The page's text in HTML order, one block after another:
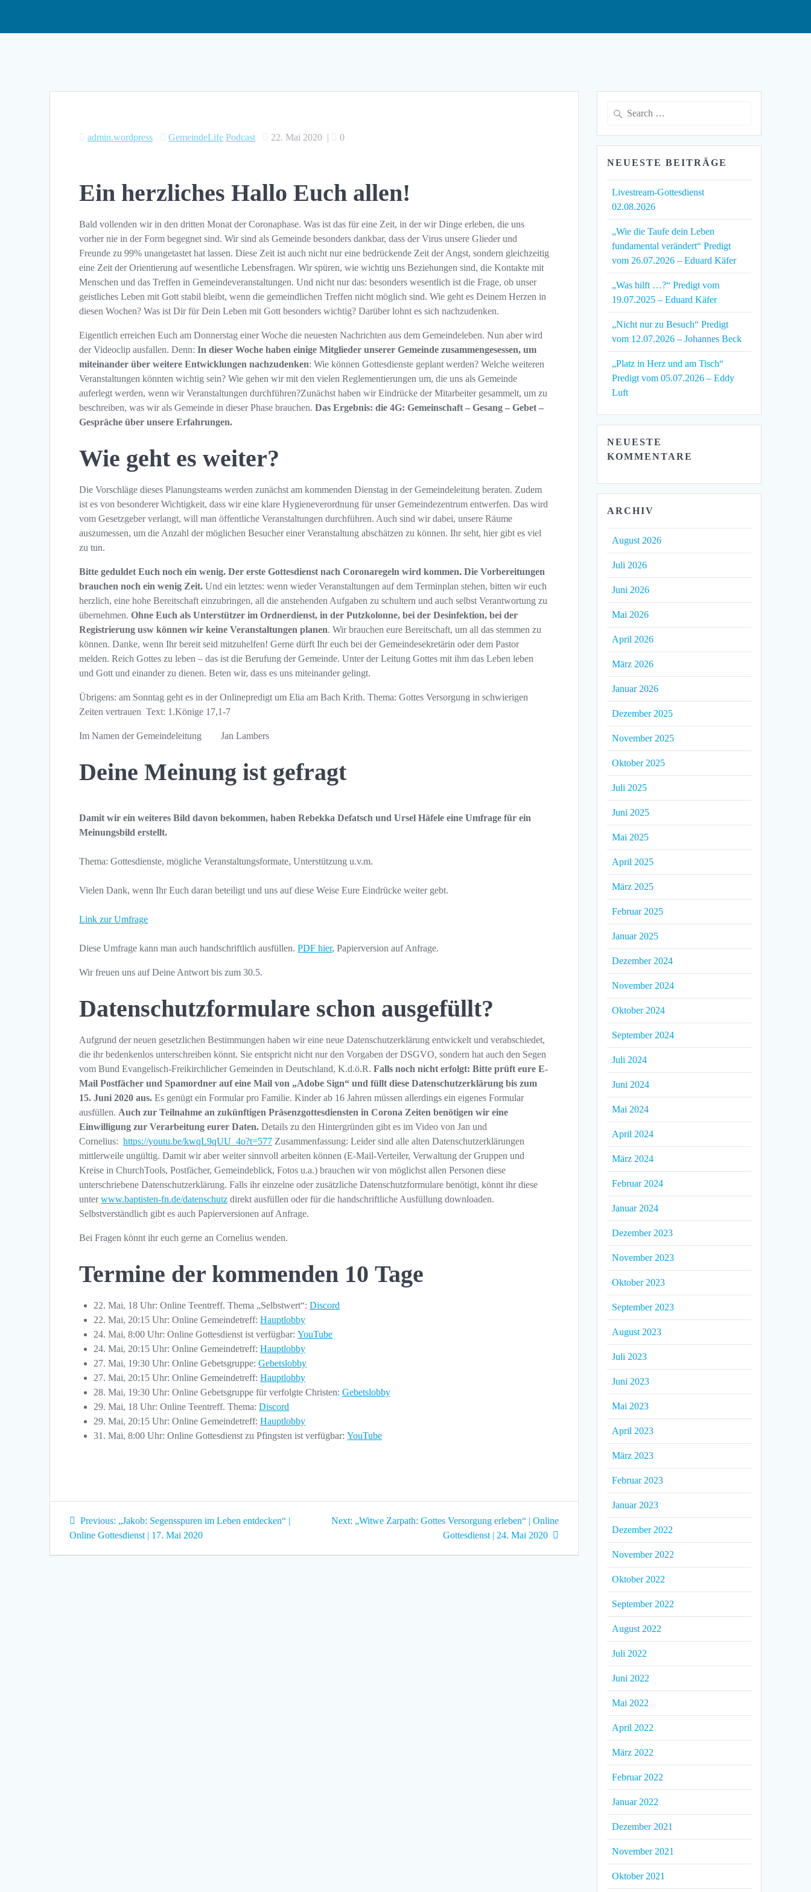
admin.wordpress GemeindeLife Podcast 22. Mai 2020 | 0
Ein herzliches Hallo Euch allen!
Bald vollenden wir in den dritten Monat der Coronaphase. Was ist das für eine Zeit, in der wir Dinge erleben, die uns
vorher nie in der Form begegnet sind. Wir sind als Gemeinde besonders dankbar, dass der Virus unsere Glieder und
Freunde zu 99% unangetastet hat lassen. Diese Zeit ist auch nicht nur eine bedrückende Zeit der Angst, sondern gleichzeitig
eine Zeit der Orientierung auf wesentliche Lebensfragen. Wir spüren, wie wichtig uns Beziehungen sind, die Kontakte mit
Menschen und das Treffen in Gemeindeveranstaltungen. Und nicht nur das: besonders wesentlich ist die Frage, ob unser
geistliches Leben mit Gott stabil bleibt, wenn die gemeindlichen Treffen nicht möglich sind. Wie geht es Deinem Herzen in
diesen Wochen? Was ist Dir für Dein Leben mit Gott besonders wichtig? Darüber lohnt es sich nachzudenken.
Eigentlich erreichen Euch am Donnerstag einer Woche die neuesten Nachrichten aus dem Gemeindeleben. Nun aber wird
der Videoclip ausfallen. Denn:In dieser Woche haben einige Mitglieder unserer Gemeinde zusammengesessen, um
miteinander über weitere Entwicklungen nachzudenken: Wie können Gottesdienste geplant werden? Welche weiteren
Veranstaltungen könnten wichtig sein? Wie gehen wir mit den vielen Reglementierungen um, die uns als Gemeinde
auferlegt werden, wenn wir Veranstaltungen durchführen?Zunächst haben wir Eindrücke der Mitarbeiter gesammelt, um zu
beschreiben, was wir als Gemeinde in dieser Phase brauchen.Das Ergebnis: die 4G: Gemeinschaft – Gesang – Gebet –
Gespräche über unsere Erfahrungen.
Wie geht es weiter?
Die Vorschläge dieses Planungsteams werden zunächst am kommenden Dienstag in der Gemeindeleitung beraten. Zudem
ist es von besonderer Wichtigkeit, dass wir eine klare Hygieneverordnung für unser Gemeindezentrum entwerfen. Das wird
vom Gesetzgeber verlangt, will man öffentliche Veranstaltungen durchführen. Auch sind wir dabei, unsere Räume
auszumessen, um die Anzahl der möglichen Besucher einer Veranstaltung abschätzen zu können. Ihr seht, hier gibt es viel
zu tun.
Bitte geduldet Euch noch ein wenig. Der erste Gottesdienst nach Coronaregeln wird kommen. Die Vorbereitungen
brauchen noch ein wenig Zeit.Und ein letztes: wenn wieder Veranstaltungen auf dem Terminplan stehen, bitten wir euch
herzlich, eine hohe Bereitschaft einzubringen, all die anstehenden Aufgaben zu schultern und auch selbst Verantwortung zu
übernehmen.Ohne Euch als Unterstützer im Ordnerdienst, in der Putzkolonne, bei der Desinfektion, bei der
Registrierung usw können wir keine Veranstaltungen planen. Wir brauchen eure Bereitschaft, um all das stemmen zu
können. Danke, wenn Ihr bereit seid mitzuhelfen! Gerne dürft Ihr euch bei der Gemeindesekretärin oder dem Pastor
melden. Reich Gottes zu leben – das ist die Berufung der Gemeinde. Unter der Leitung Gottes mit ihm das Leben leben
und Gott und einander zu dienen. Beten wir, dass es uns miteinander gelingt.
Übrigens: am Sonntag geht es in der Onlinepredigt um Elia am Bach Krith. Thema: Gottes Versorgung in schwierigen
Zeiten vertrauen Text: 1.Könige 17,1-7
Im Namen der Gemeindeleitung Jan Lambers
Deine Meinung ist gefragt
Damit wir ein weiteres Bild davon bekommen, haben Rebekka Defatsch und Ursel Häfele eine Umfrage für ein
Meinungsbild erstellt.
Thema: Gottesdienste, mögliche Veranstaltungsformate, Unterstützung u.v.m.
Vielen Dank, wenn Ihr Euch daran beteiligt und uns auf diese Weise Eure Eindrücke weiter gebt.
Link zur Umfrage
Diese Umfrage kann man auch handschriftlich ausfüllen.PDF hier, Papierversion auf Anfrage.
Wir freuen uns auf Deine Antwort bis zum 30.5.
Datenschutzformulare schon ausgefüllt?
Aufgrund der neuen gesetzlichen Bestimmungen haben wir eine neue Datenschutzerklärung entwickelt und verabschiedet,
die ihr bedenkenlos unterschreiben könnt. Sie entspricht nicht nur den Vorgaben der DSGVO, sondern hat auch den Segen
vom Bund Evangelisch-Freikirchlicher Gemeinden in Deutschland, K.d.ö.R.Falls noch nicht erfolgt: Bitte prüft eure E-
Mail Postfächer und Spamordner auf eine Mail von „Adobe Sign“ und füllt diese Datenschutzerklärung bis zum
15. Juni 2020 aus.Es genügt ein Formular pro Familie. Kinder ab 16 Jahren müssen allerdings ein eigenes Formular
ausfüllen. Auch zur Teilnahme an zukünftigen Präsenzgottesdiensten in Corona Zeiten benötigen wir eine
Einwilligung zur Verarbeitung eurer Daten. Details zu den Hintergründen gibt es im Video von Jan und
Cornelius:https://youtu.be/kwqL9qUU_4o?t=577 Zusammenfassung: Leider sind alle alten Datenschutzerklärungen
mittlerweile ungültig. Damit wir aber weiter sinnvoll arbeiten können (E-Mail-Verteiler, Verwaltung der Gruppen und
Kreise in ChurchTools, Postfächer, Gemeindeblick, Fotos u.a.) brauchen wir von möglichst allen Personen diese
unterschriebene Datenschutzerklärung. Falls ihr einzelne oder zusätzliche Datenschutzformulare benötigt, könnt ihr diese
unterwww.baptisten-fn.de/datenschutz direkt ausfüllen oder für die handschriftliche Ausfüllung downloaden.
Selbstverständlich gibt es auch Papierversionen auf Anfrage.
Bei Fragen könnt ihr euch gerne an Cornelius wenden.
Termine der kommenden 10 Tage
22. Mai, 18 Uhr: Online Teentreff. Thema „Selbstwert“:Discord
22. Mai, 20:15 Uhr: Online Gemeindetreff:Hauptlobby
24. Mai, 8:00 Uhr: Online Gottesdienst ist verfügbar:YouTube
24. Mai, 20:15 Uhr: Online Gemeindetreff:Hauptlobby
27. Mai, 19:30 Uhr: Online Gebetsgruppe:Gebetslobby
27. Mai, 20:15 Uhr: Online Gemeindetreff:Hauptlobby
28. Mai, 19:30 Uhr: Online Gebetsgruppe für verfolgte Christen:Gebetslobby
29. Mai, 18 Uhr: Online Teentreff. Thema:Discord
29. Mai, 20:15 Uhr: Online Gemeindetreff:Hauptlobby
31. Mai, 8:00 Uhr: Online Gottesdienst zu Pfingsten ist verfügbar:YouTube
Beitragsnavigation
Previous:
Previous
post:
„Jakob: Segensspuren im Leben entdecken“ |
Online Gottesdienst | 17. Mai 2020
Next:
Next
„Witwe Zarpath: Gottes Versorgung erleben“ | Online
Gottesdienst | 24. Mai 2020
Search
NEUESTE BEITRÄGE
Livestream-Gottesdienst
02.08.2026
„Wie die Taufe dein Leben
fundamental verändert“ Predigt
vom 26.07.2026 – Eduard Käfer
„Was hilft …?“ Predigt vom
19.07.2025 – Eduard Käfer
„Nicht nur zu Besuch“ Predigt
vom 12.07.2026 – Johannes Beck
„Platz in Herz und am Tisch“
Predigt vom 05.07.2026 – Eddy
Luft
NEUESTE
KOMMENTARE
ARCHIV
August 2026
Juli 2026
Juni 2026
Mai 2026
April 2026
März 2026
Januar 2026
Dezember 2025
November 2025
Oktober 2025
Juli 2025
Juni 2025
Mai 2025
April 2025
März 2025
Februar 2025
Januar 2025
Dezember 2024
November 2024
Oktober 2024
September 2024
Juli 2024
Juni 2024
Mai 2024
April 2024
März 2024
Februar 2024
Januar 2024
Dezember 2023
November 2023
Oktober 2023
September 2023
August 2023
Juli 2023
Juni 2023
Mai 2023
April 2023
März 2023
Februar 2023
Januar 2023
Dezember 2022
November 2022
Oktober 2022
September 2022
August 2022
Juli 2022
Juni 2022
Mai 2022
April 2022
März 2022
Februar 2022
Januar 2022
Dezember 2021
November 2021
Oktober 2021